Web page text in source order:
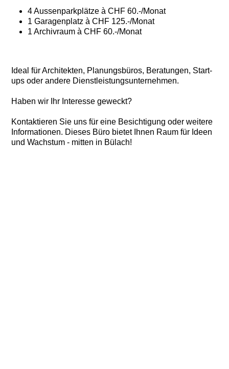
4 Aussenparkplätze à CHF 60.-/Monat
1 Garagenplatz à CHF 125.-/Monat
1 Archivraum à CHF 60.-/Monat
Ideal für Architekten, Planungsbüros, Beratungen, Start-
ups oder andere Dienstleistungsunternehmen.
Haben wir Ihr Interesse geweckt?
Kontaktieren Sie uns für eine Besichtigung oder weitere
Informationen. Dieses Büro bietet Ihnen Raum für Ideen
und Wachstum - mitten in Bülach!